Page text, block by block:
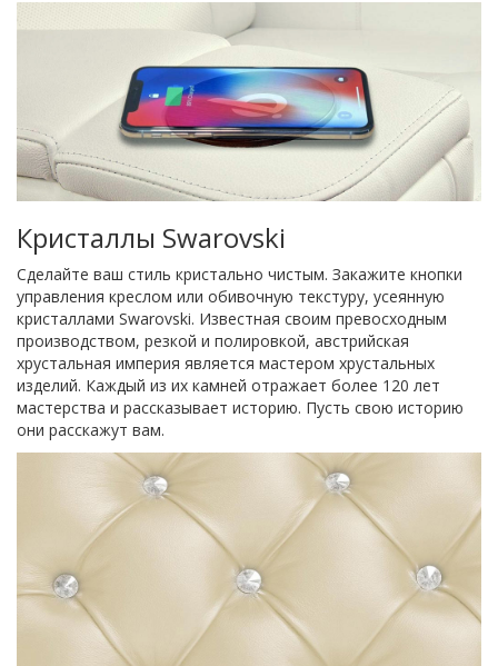
Кристаллы Swarovski
Сделайте ваш стиль кристально чистым. Закажите кнопки
управления креслом или обивочную текстуру, усеянную
кристаллами Swarovski. Известная своим превосходным
производством, резкой и полировкой, австрийская
хрустальная империя является мастером хрустальных
изделий. Каждый из их камней отражает более 120 лет
мастерства и рассказывает историю. Пусть свою историю
они расскажут вам.